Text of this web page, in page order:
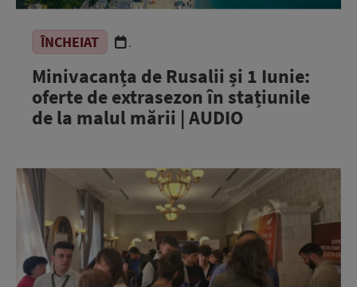
ÎNCHEIAT .
Minivacanța de Rusalii și 1 Iunie:
oferte de extrasezon în stațiunile
de la malul mării | AUDIO